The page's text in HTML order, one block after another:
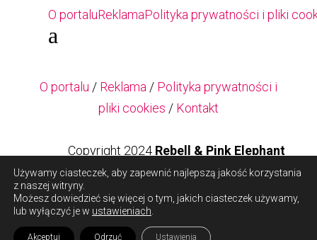
O portaluReklamaPolityka prywatności i pliki
a
O portalu / Reklama / Polityka prywatności i
pliki cookies / Kontakt
Copyright 2024 Rebell & Pink Elephant
Copyright 2024Rebell & Pink Elephant
Używamy ciasteczek, aby zapewnić najlepszą jakość korzystania
z naszej witryny.
Możesz dowiedzieć się więcej o tym, jakich ciasteczek używamy,
lub wyłączyć je w ustawieniach
Akceptuj Odrzuć Ustawienia